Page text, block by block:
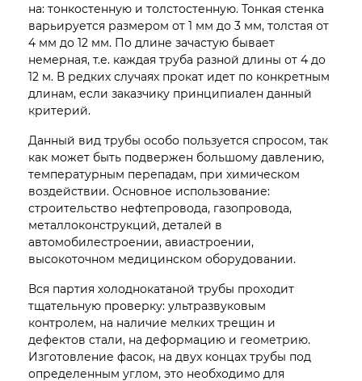
на: тонкостенную и толстостенную. Тонкая стенка
варьируется размером от 1 мм до 3 мм, толстая от
4 мм до 12 мм. По длине зачастую бывает
немерная, т.е. каждая труба разной длины от 4 до
12 м. В редких случаях прокат идет по конкретным
длинам, если заказчику принципиален данный
критерий.
Данный вид трубы особо пользуется спросом, так
как может быть подвержен большому давлению,
температурным перепадам, при химическом
воздействии. Основное использование:
строительство нефтепровода, газопровода,
металлоконструкций, деталей в
автомобилестроении, авиастроении,
высокоточном медицинском оборудовании.
Вся партия холоднокатаной трубы проходит
тщательную проверку: ультразвуковым
контролем, на наличие мелких трещин и
дефектов стали, на деформацию и геометрию.
Изготовление фасок, на двух концах трубы под
определенным углом, это необходимо для